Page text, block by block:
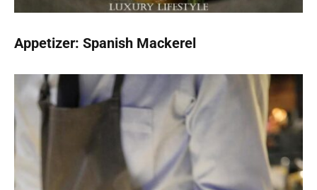
Appetizer: Spanish Mackerel